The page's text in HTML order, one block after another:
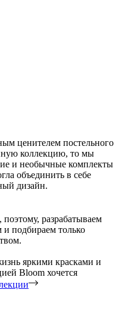
ценителем постельного
коллекцию, то мы
и необычные комплекты
объединить в себе
дизайн.
разрабатываем
и подбираем только
яркими красками и
Bloom хочется